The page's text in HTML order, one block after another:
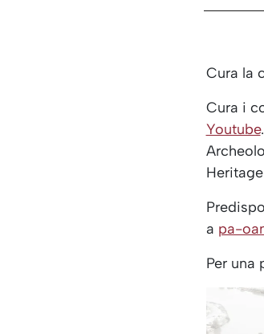
Cura la
Cura i
Youtube
a pa-
Per una